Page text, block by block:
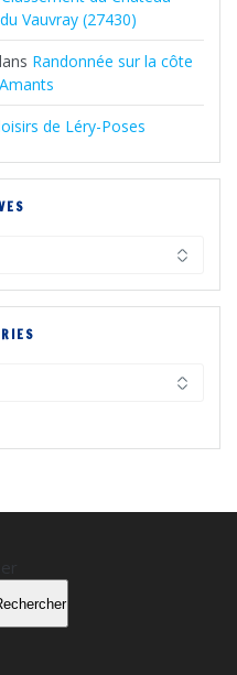
Vauvray (27430)
Randonnée sur la côte
de Léry-Poses